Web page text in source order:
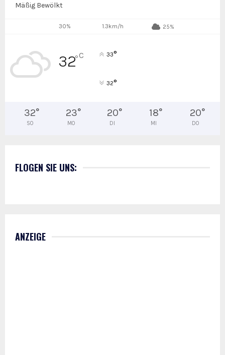
Mäßig Bewölkt
30% 1.3km/h 25%
32°C 33°
32°
32°
SO
23°
MO
20°
DI
18°
MI
20°
DO
FLOGEN SIE UNS:
ANZEIGE